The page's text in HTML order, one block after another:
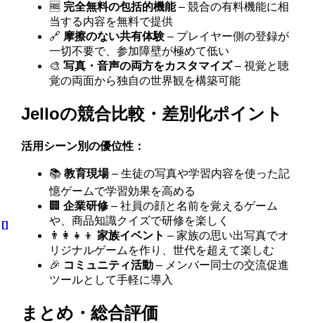
🆓 完全無料の包括的機能– 競合の有料機能に相
当する内容を無料で提供
🔗 摩擦のない共有体験– プレイヤー側の登録が
一切不要で、参加障壁が極めて低い
🎨写真・音声の両方をカスタマイズ– 視覚と聴
覚の両面から独自の世界観を構築可能
Jelloの競合比較・差別化ポイント
活用シーン別の優位性：
📚教育現場– 生徒の写真や学習内容を使った記
憶ゲームで学習効果を高める
🏢企業研修 – 社員の顔と名前を覚えるゲーム
や、商品知識クイズで研修を楽しく
👨‍👩‍👧‍👦家族イベント – 家族の思い出写真でオ
リジナルゲームを作り、世代を超えて楽しむ
🎉 コミュニティ活動 – メンバー同士の交流促進
ツールとして手軽に導入
まとめ・総合評価